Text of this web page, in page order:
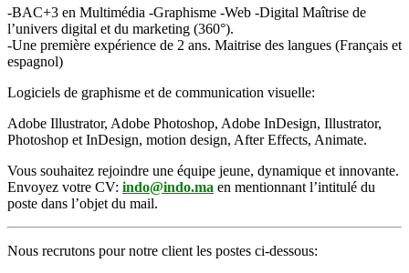
-BAC+3 en Multimédia -Graphisme -Web -Digital Maîtrise de
l’univers digital et du marketing (360°).
-Une première expérience de 2 ans. Maitrise des langues (Français et
espagnol)
Logiciels de graphisme et de communication visuelle:
Adobe Illustrator, Adobe Photoshop, Adobe InDesign, Illustrator,
Photoshop et InDesign, motion design, After Effects, Animate.
Vous souhaitez rejoindre une équipe jeune, dynamique et innovante.
Envoyez votre CV: indo@indo.ma en mentionnant l’intitulé du
poste dans l’objet du mail.
Nous recrutons pour notre client les postes ci-dessous: